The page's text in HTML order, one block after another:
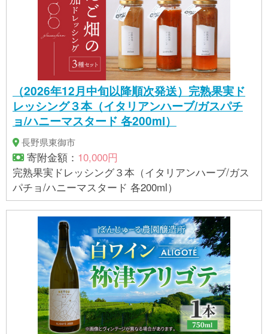
（2026年12月中旬以降順次発送）完熟果実ド
レッシング３本（イタリアンハーブ/ガスパチ
ョ/ハニーマスタード 各200ml）
長野県東御市
寄附金額： 10,000円
完熟果実ドレッシング３本（イタリアンハーブ/ガス
パチョ/ハニーマスタード 各200ml）